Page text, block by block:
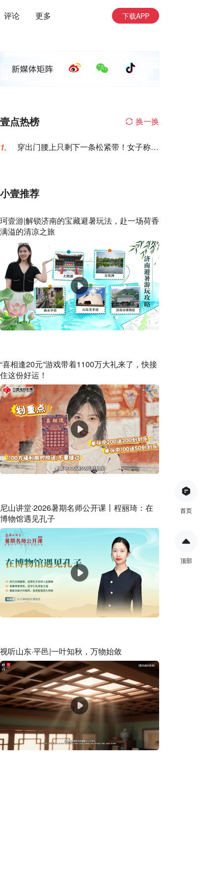
评论 更多 下载APP
壹点热榜 换一换
1.
穿出门腰上只剩下一条松紧带！女子称名
小壹推荐
珂壹游|解锁济南的宝藏避暑玩法，赴一场荷香
满溢的清凉之旅
“喜相逢20元”游戏带着1100万大礼来了，快接
住这份好运！
尼山讲堂·2026暑期名师公开课丨程丽琦：在
博物馆遇见孔子
视听山东·平邑|一叶知秋，万物始敛
首页
顶部